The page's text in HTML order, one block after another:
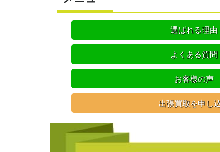
選ばれる理由
よくある質問
お客様の声
出張買取を申し